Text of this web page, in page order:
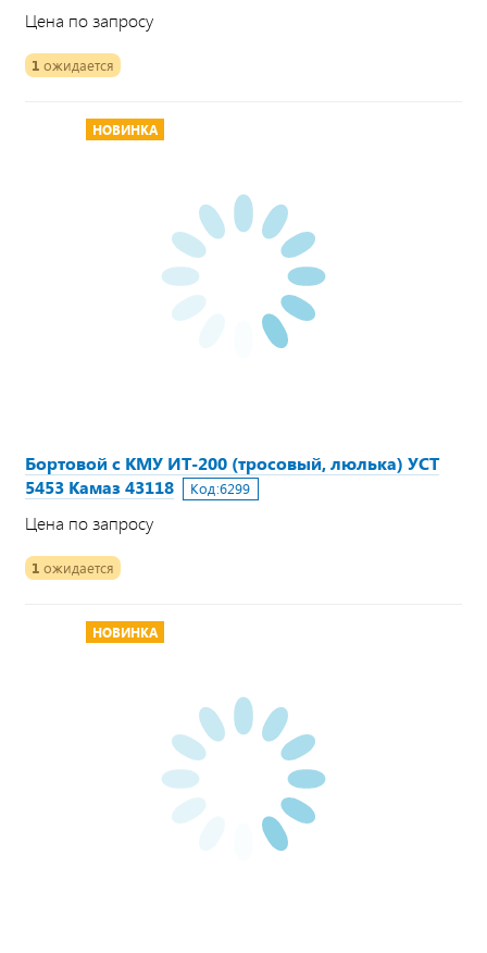
Цена по запросу
1 ожидается
НОВИНКА
Бортовой с КМУ ИТ-200 (тросовый, люлька) УСТ
5453 Камаз 43118
Код:6299
Цена по запросу
1 ожидается
НОВИНКА